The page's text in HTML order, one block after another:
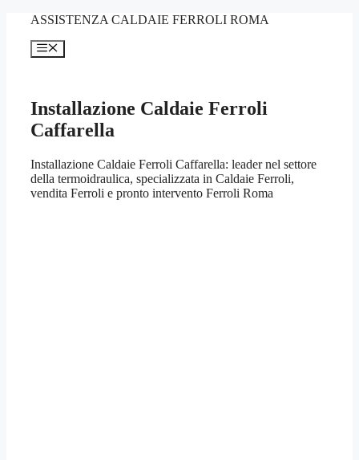
contenuto
ASSISTENZA CALDAIE FERROLI ROMA
Menu
Installazione Caldaie Ferroli
Caffarella
Installazione Caldaie Ferroli Caffarella: leader nel settore
della termoidraulica, specializzata in Caldaie Ferroli,
vendita Ferroli e pronto intervento Ferroli Roma